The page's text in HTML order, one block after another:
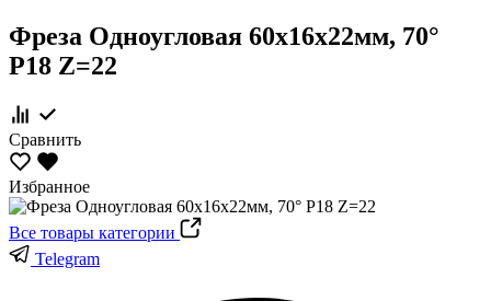
Фреза Одноугловая 60х16х22мм, 70°
Р18 Z=22
Сравнить
Избранное
Все товары категории
Telegram